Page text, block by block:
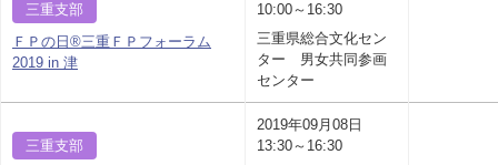
三重支部
ＦＰの日®三重ＦＰフォーラム
2019 in 津
10:00～16:30
三重県総合文化セン
ター 男女共同参画
センター
三重支部
2019年09月08日
13:30～16:30